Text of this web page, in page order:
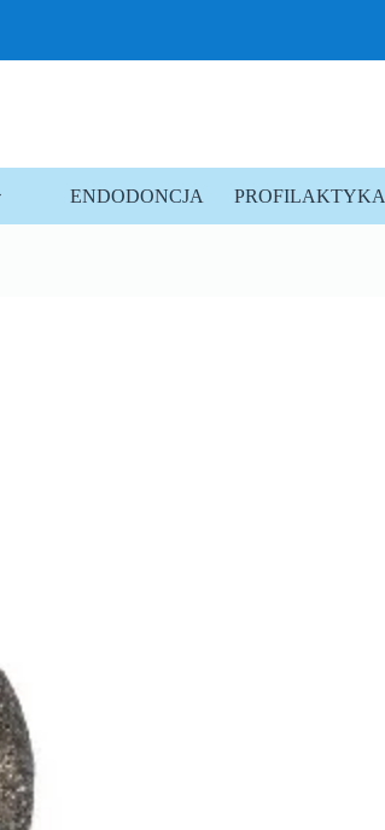
ENDODONCJA PROFILAKTYKA